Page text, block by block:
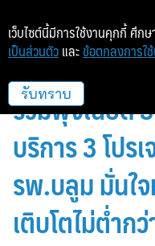
EKH โชว์ศักย
รวมพุ่งเฉียด
บริการ 3 โปร
รพ.บลูม มั่นใ
เติบโตไม่ต่ำก
เว็บไซต์นี้มีการใช้งานคุกกี้ ศึกษ
เป็นส่วนตัว และ ข้อตกลงการใ
รับทราบ